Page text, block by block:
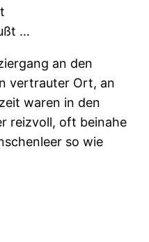
…
an den
vertrauter Ort, an
waren in den
reizvoll, oft beinahe
so wie